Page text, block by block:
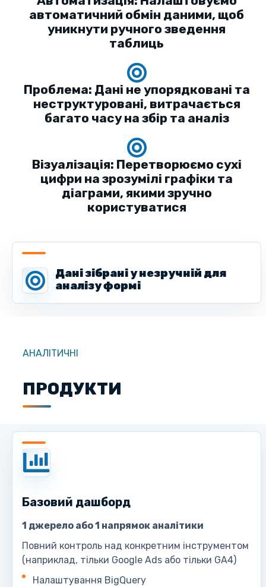
автоматичний обмін даними, щоб
уникнути ручного зведення
таблиць
Проблема: Дані не упорядковані та
неструктуровані, витрачається
багато часу на збір та аналіз
Візуалізація: Перетворюємо сухі
цифри на зрозумілі графіки та
діаграми, якими зручно
користуватися
Дані зібрані у незручній для
аналізу формі
АНАЛІТИЧНІ
ПРОДУКТИ
Базовий дашборд
1 джерело або 1 напрямок аналітики
Повний контроль над конкретним інструментом
(наприклад, тільки Google Ads або тільки GA4)
Налаштування BigQuery